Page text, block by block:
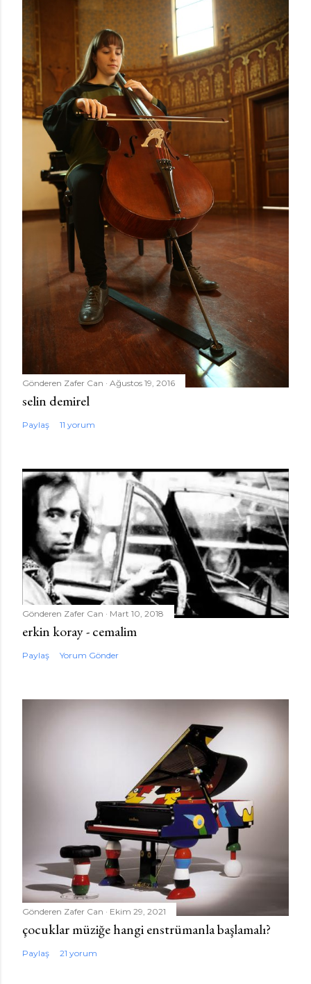
Gönderen Zafer Can Ağustos 19, 2016
selin demirel
Paylaş 11 yorum
Gönderen Zafer Can Mart 10, 2018
erkin koray - cemalim
Paylaş Yorum Gönder
Gönderen Zafer Can Ekim 29, 2021
çocuklar müziğe hangi enstrümanla başlamalı?
Paylaş 21 yorum